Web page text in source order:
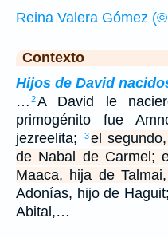
Reina Valera Gómez
Contexto
Hijos de David
… 2A David le
primogénito fue
jezreelita;
3el
de Nabal de Carmel;
Maaca, hija de
Adonías, hijo de
Abital,…